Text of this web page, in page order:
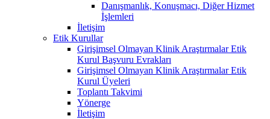
Danışmanlık, Konuşmacı, Diğer Hizmet
İşlemleri
İletişim
Etik Kurullar
Girişimsel Olmayan Klinik Araştırmalar Etik
Kurul Başvuru Evrakları
Girişimsel Olmayan Klinik Araştırmalar Etik
Kurul Üyeleri
Toplantı Takvimi
Yönerge
İletişim